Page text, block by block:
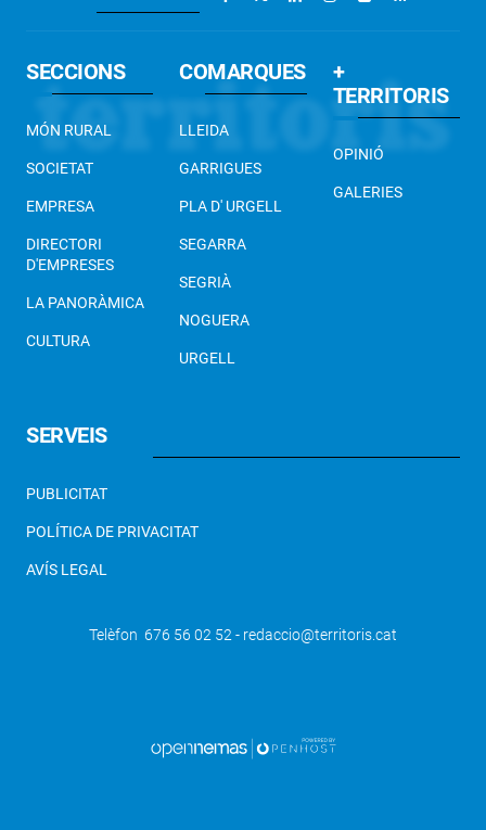
SECCIONS
MÓN RURAL
SOCIETAT
EMPRESA
DIRECTORI
D'EMPRESES
LA PANORÀMICA
CULTURA
COMARQUES
LLEIDA
GARRIGUES
PLA D' URGELL
SEGARRA
SEGRIÀ
NOGUERA
URGELL
+
TERRITORIS
OPINIÓ
GALERIES
SERVEIS
PUBLICITAT
POLÍTICA DE PRIVACITAT
AVÍS LEGAL
Telèfon 676 56 02 52 - redaccio@territoris.cat